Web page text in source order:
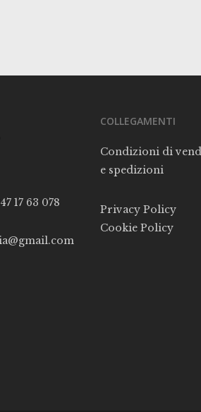
17 63 078
COLLEGAMENTI
Condizioni di
e spedizioni
Privacy Policy
Cookie Policy